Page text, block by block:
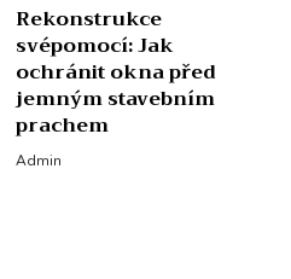
Rekonstrukce
svépomocí: Jak
ochránit okna před
jemným stavebním
prachem
Admin